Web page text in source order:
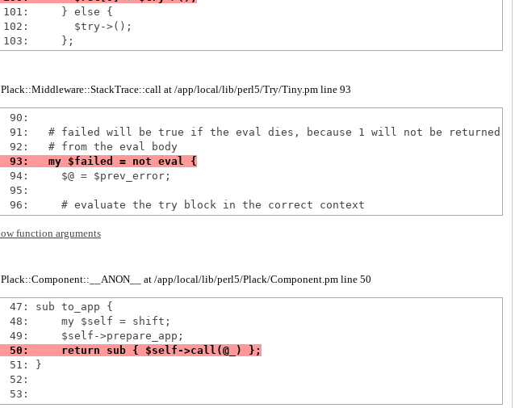
101:     } else {
102:       $try->();
at /app/local/lib/perl5/Try/Tiny.pm line 93
90:
91:   # failed will be true if the eval dies, because 1 will not be returned
94:     $@ = $prev_error;
95:
function arguments
at /app/local/lib/perl5/Plack/Component.pm line 50
47: sub to_app {
48:     my $self = shift;
51: }
52: